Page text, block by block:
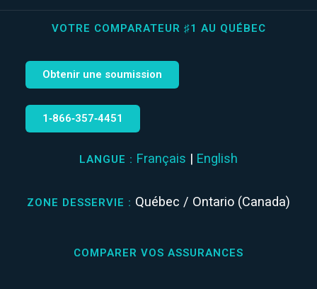
VOTRE COMPARATEUR ♯1 AU QUÉBEC
Obtenir une soumission
1‑866‑357‑4451
LANGUE : Français | English
ZONE DESSERVIE : Québec / Ontario (Canada)
COMPARER VOS ASSURANCES